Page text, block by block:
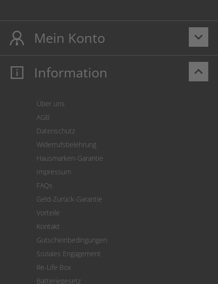
keyboard_arrow_down
Mein Konto
Mein Konto
Cookie Einstellungen
keyboard_arrow_up
Information
Über uns
AGB
Datenschutz
Widerrufsbelehrung
Hausmarken-Garantie
Impressum
FAQs
Geld-Zurück-Garantie
Vorteile
Kontakt
Gutscheinbedingungen
Soziales Engagement
Re-Life Box
Batteriegesetz